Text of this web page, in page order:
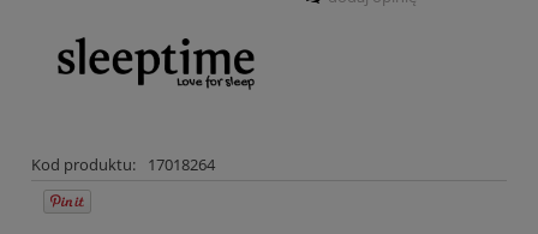
Kod produktu: 17018264